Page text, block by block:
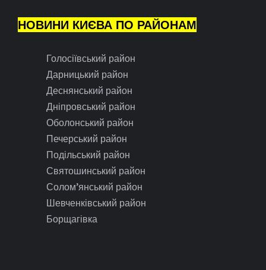
НОВИНИ КИЄВА ПО РАЙОНАМ
Голосіївський район
Дарницький район
Деснянський район
Дніпровський район
Оболонський район
Печерський район
Подільський район
Святошинський район
Солом’янський район
Шевченківський район
Борщагівка